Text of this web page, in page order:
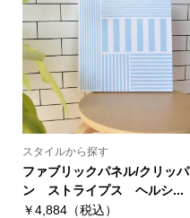
スタイルから探す
ファブリックパネル/クリッパ
ン ストライプス ヘルシ...
￥4,884（税込）